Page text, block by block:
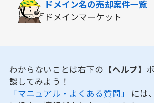
ドメイン名の売却案件一覧
ドメインマーケット
わからないことは右下の 【ヘルプ】
談してみよう！
「マニュアル・よくある質問」 には